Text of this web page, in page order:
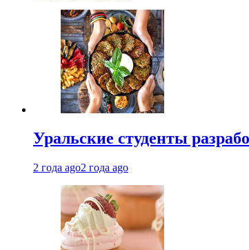
Уральские студенты
2 года ago2 года ago